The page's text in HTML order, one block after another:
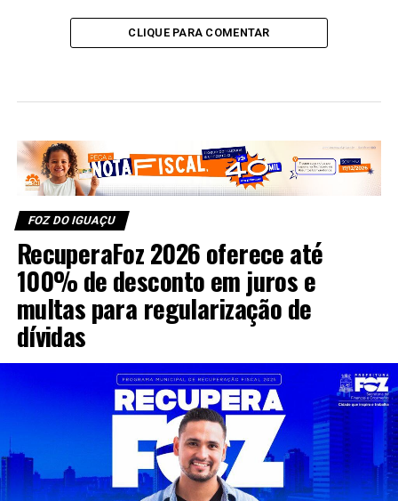
CLIQUE PARA COMENTAR
FOZ DO IGUAÇU
RecuperaFoz 2026 oferece até
100% de desconto em juros e
multas para regularização de
dívidas